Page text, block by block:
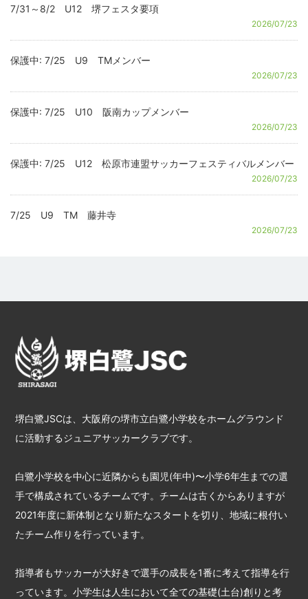
7/31～8/2 U12 堺フェスタ要項
2026/07/23
保護中: 7/25 U9 TMメンバー
2026/07/23
保護中: 7/25 U10 阪南カップメンバー
2026/07/23
保護中: 7/25 U12 松原市連盟サッカーフェスティバルメンバー
2026/07/23
7/25 U9 TM 藤井寺
2026/07/23
堺白鷺JSCは、大阪府の堺市立白鷺小学校をホームグラウンド
に活動するジュニアサッカークラブです。
白鷺小学校を中心に近隣からも園児(年中)〜小学6年生までの選
手で構成されているチームです。チームは古くからありますが
2021年度に新体制となり新たなスタートを切り、地域に根付い
たチーム作りを行っています。
指導者もサッカーが大好きで選手の成長を1番に考えて指導を行
っています。小学生は人生において全ての基礎(土台)創りと考